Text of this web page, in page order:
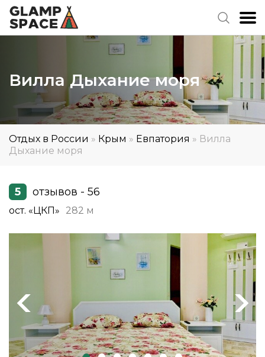
Вилла Дыхание моря
Отдых в России » Крым » Евпатория » Вилла
Дыхание моря
5 отзывов - 56
ост. «ЦКП» 282 м
Previous Next